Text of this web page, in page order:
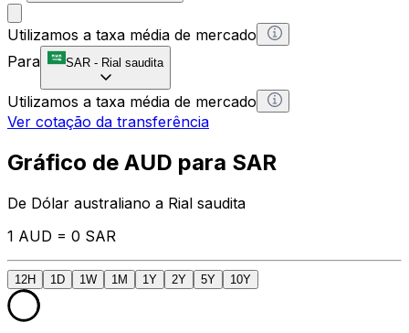
Utilizamos a taxa média de mercado
Para
SAR - Rial saudita
Utilizamos a taxa média de mercado
Ver cotação da transferência
Gráfico de AUD para SAR
De Dólar australiano a Rial saudita
1 AUD = 0 SAR
12H 1D 1W 1M 1Y 2Y 5Y 10Y